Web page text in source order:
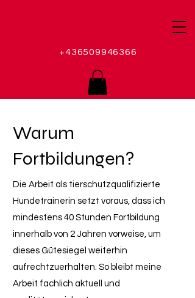
+436509946366
Warum
Fortbildungen?
Die Arbeit als tierschutzqualifizierte
Hundetrainerin setzt voraus, dass ich
mindestens 40 Stunden Fortbildung
innerhalb von 2 Jahren vorweise, um
dieses Gütesiegel weiterhin
aufrechtzuerhalten. So bleibt meine
Arbeit fachlich aktuell und